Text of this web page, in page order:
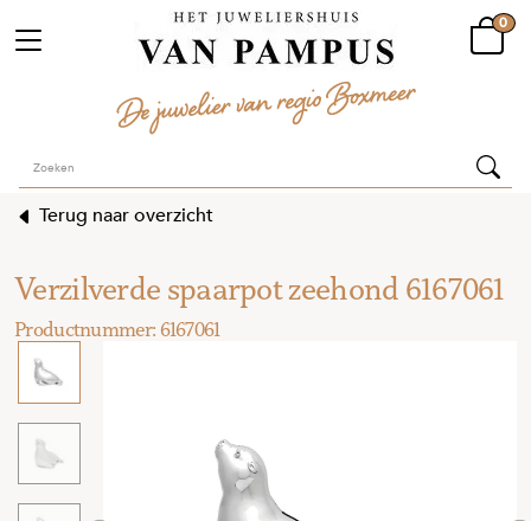
0
Terug naar overzicht
Verzilverde spaarpot zeehond 6167061